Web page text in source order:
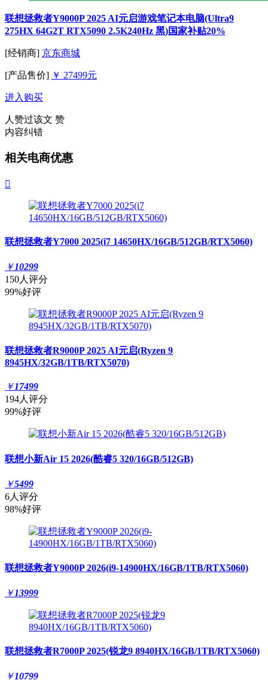
联想拯救者Y9000P 2025 AI元启游戏笔记本电脑(Ultra9
275HX 64G2T RTX5090 2.5K240Hz 黑)国家补贴20%
[经销商] 京东商城
[产品售价] ￥ 27499元
进入购买
人赞过该文 赞
内容纠错
相关电商优惠

联想拯救者Y7000 2025(i7 14650HX/16GB/512GB/RTX5060)
￥10299
150人评分
99%好评
联想拯救者R9000P 2025 AI元启(Ryzen 9
8945HX/32GB/1TB/RTX5070)
￥17499
194人评分
99%好评
联想小新Air 15 2026(酷睿5 320/16GB/512GB)
￥5499
6人评分
98%好评
联想拯救者Y9000P 2026(i9-14900HX/16GB/1TB/RTX5060)
￥13999
联想拯救者R7000P 2025(锐龙9 8940HX/16GB/1TB/RTX5060)
￥10799